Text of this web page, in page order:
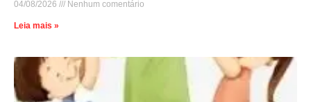
04/08/2026 Nenhum comentário
Leia mais »